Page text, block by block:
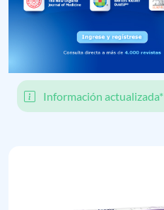
Información actualizada*